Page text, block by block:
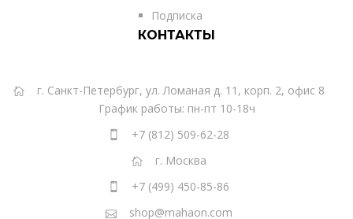
Подписка
КОНТАКТЫ
г. Санкт-Петербург, ул. Ломаная д. 11, корп. 2, офис 8
График работы: пн-пт 10-18ч
+7 (812) 509-62-28
г. Москва
+7 (499) 450-85-86
shop@mahaon.com